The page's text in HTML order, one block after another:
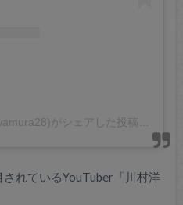
れているYouTuber「川村洋